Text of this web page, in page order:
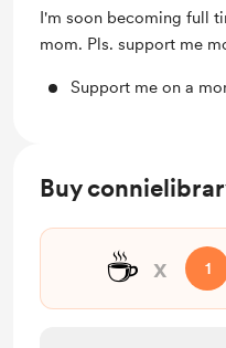
I'm soon becoming full
mom. Pls. support me
Support me on a
Buy
☕ x 1